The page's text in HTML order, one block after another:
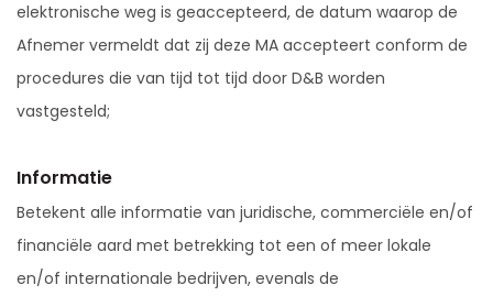
elektronische weg is geaccepteerd, de datum waarop de
Afnemer vermeldt dat zij deze MA accepteert conform de
procedures die van tijd tot tijd door D&B worden
vastgesteld;
Informatie
Betekent alle informatie van juridische, commerciële en/of
financiële aard met betrekking tot een of meer lokale
en/of internationale bedrijven, evenals de